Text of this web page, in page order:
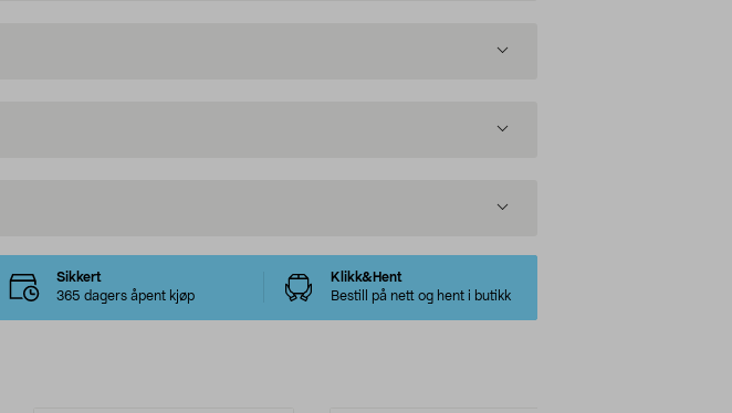
Sikkert
365 dagers åpent kjøp
Klikk&Hent
Bestill på nett og hent i butikk